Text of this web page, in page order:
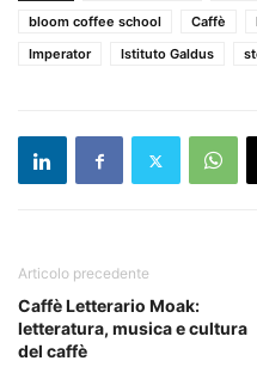
bloom coffee school
Caffè
Imperator
Istituto Galdus
Articolo precedente
Caffè Letterario Moak:
letteratura, musica e cultura
del caffè